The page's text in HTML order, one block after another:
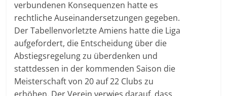
verbundenen Konsequenzen hatte es
rechtliche Auseinandersetzungen gegeben.
Der Tabellenvorletzte Amiens hatte die Liga
aufgefordert, die Entscheidung über die
Abstiegsregelung zu überdenken und
stattdessen in der kommenden Saison die
Meisterschaft von 20 auf 22 Clubs zu